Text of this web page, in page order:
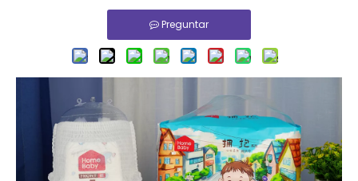
Preguntar